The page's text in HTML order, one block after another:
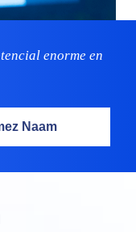
enorme en
Naam